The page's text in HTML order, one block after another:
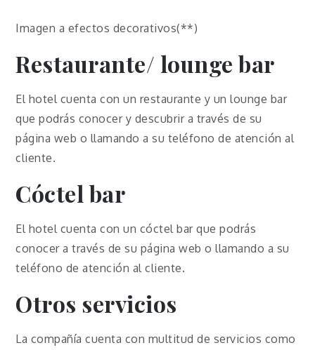
Imagen a efectos decorativos(**)
Restaurante/ lounge bar
El hotel cuenta con un restaurante y un lounge bar
que podrás conocer y descubrir a través de su
página web o llamando a su teléfono de atención al
cliente.
Cóctel bar
El hotel cuenta con un cóctel bar que podrás
conocer a través de su página web o llamando a su
teléfono de atención al cliente.
Otros servicios
La compañía cuenta con multitud de servicios como